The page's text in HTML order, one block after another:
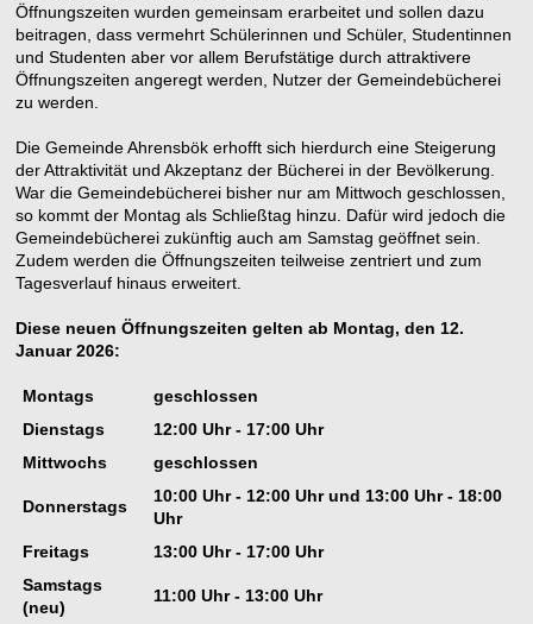
Öffnungszeiten wurden gemeinsam erarbeitet und sollen dazu
beitragen, dass vermehrt Schülerinnen und Schüler, Studentinnen
und Studenten aber vor allem Berufstätige durch attraktivere
Öffnungszeiten angeregt werden, Nutzer der Gemeindebücherei
zu werden.
Die Gemeinde Ahrensbök erhofft sich hierdurch eine Steigerung
der Attraktivität und Akzeptanz der Bücherei in der Bevölkerung.
War die Gemeindebücherei bisher nur am Mittwoch geschlossen,
so kommt der Montag als Schließtag hinzu. Dafür wird jedoch die
Gemeindebücherei zukünftig auch am Samstag geöffnet sein.
Zudem werden die Öffnungszeiten teilweise zentriert und zum
Tagesverlauf hinaus erweitert.
Diese neuen Öffnungszeiten gelten ab Montag, den 12.
Januar 2026:
Montags
geschlossen
Dienstags
12:00 Uhr - 17:00 Uhr
Mittwochs
geschlossen
Donnerstags
10:00 Uhr - 12:00 Uhr und 13:00 Uhr - 18:00
Uhr
Freitags
13:00 Uhr - 17:00 Uhr
Samstags
(neu)
11:00 Uhr - 13:00 Uhr